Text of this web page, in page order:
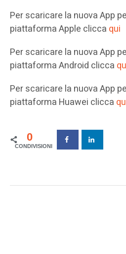
Per scaricare la nuova App
piattaforma Apple clicca qui
Per scaricare la nuova App
piattaforma Android clicca
Per scaricare la nuova App
piattaforma Huawei clicca
0